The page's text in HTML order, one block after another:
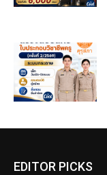
EDITOR PICKS